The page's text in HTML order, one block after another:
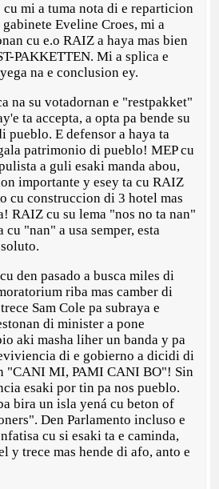
cu mi a tuma nota di e reparticion
Eveline Croes, mi a
cu e.o RAIZ a haya mas bien
PAKKETTEN. Mi a splica e
na e conclusion ey.
na su votadornan e "restpakket"
ta accepta, a opta pa bende su
pueblo. E defensor a haya ta
patrimonio di pueblo! MEP cu
a guli esaki manda abou,
importante y esey ta cu RAIZ
cu construccion di 3 hotel mas
RAIZ cu su lema "nos no ta nan"
"nan" a usa semper, esta
den pasado a busca miles di
riba mas camber di
Sam Cole pa subraya e
di minister a pone
aki masha liher un banda y pa
di e gobierno a dicidi di
"CANI MI, PAMI CANI BO"! Sin
esaki por tin pa nos pueblo.
bira un isla yená cu beton of
Den Parlamento incluso e
cu si esaki ta e caminda,
y trece mas hende di afo, anto e